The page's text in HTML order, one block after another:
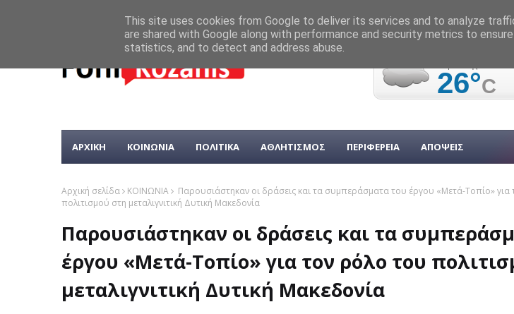
ΑΡΧΙΚΗ ΚΟΙΝΩΝΙΑ ΠΟΛΙΤΙΚΑ ΑΘΛΗΤΙΣΜΟΣ ΠΕΡΙΦΕΡΕΙΑ ΑΠΟΨΕΙΣ
Αρχική σελίδα ΚΟΙΝΩΝΙΑ
Παρουσιάστηκαν οι δράσεις και τα συμπεράσματα του έργου «Μετά-Τοπίο» για
πολιτισμού στη μεταλιγνιτική Δυτική Μακεδονία
Παρουσιάστηκαν οι δράσεις και τα
έργου «Μετά-Τοπίο» για τον ρόλο του
μεταλιγνιτική Δυτική Μακεδονία
This site uses cookies from Google to deliver its services and to analyze
are shared with Google along with performance and security metrics to
statistics, and to detect and address abuse.